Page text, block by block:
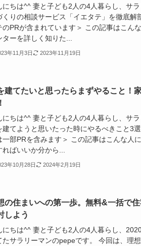
にちは^^ 妻と子ども2人の4人暮らし、サ
くりの相談サービス「イエタテ」を徹底解
のPRが含まれています＞ この記事はこん
ターを詳しく知りた...
年11月3日 2023年11月19日
建てたいと思ったらまずやること！
にちは^^ 妻と子ども2人の4人暮らし、サ
建てようと思いたった時にやるべきこと3
一部PRを含みます＞ この記事はこんな人
ればいいか分から...
年10月28日 2024年2月19日
の住まいへの第一歩。無料&一括で
しよう
にちは^^ 妻と子ども2人の4人暮らし、
たサラリーマンのpepeです。 今回は、理